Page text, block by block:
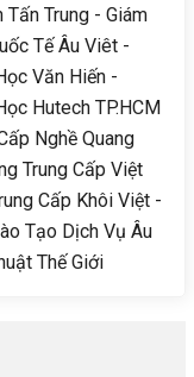
Trung - Giám
Tế Âu Viêt -
Văn Hiến -
Hutech TP.HCM
Nghề Quang
Trung Cấp Việt
Cấp Khôi Việt -
Tạo Dịch Vụ Âu
Thế Giới